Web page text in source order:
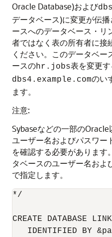
Oracle Database)および
データベース)に変更が伝
ースへのデータベース・リ
者ではなく表の所有者に接
ください。このデータベ
ースのhr.jobs表を変更す
dbs4.example.comのい
ます。
注意:
Sybaseなどの一部のOracle
ユーザー名およびパスワー
を確認する必要があります
タベースのユーザー名お
で指定します。
*/
CREATE DATABASE
IDENTIFIED BY